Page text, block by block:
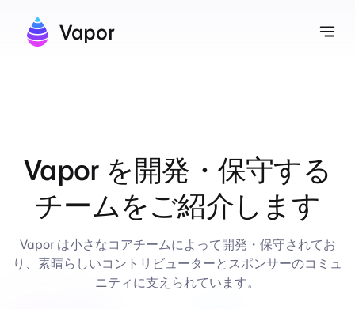
Vapor ナ
Vapor を開発・保守する
チームをご紹介します
Vapor は小さなコアチームによって開発・保守されてお
り、素晴らしいコントリビューターとスポンサーのコミュ
ニティに支えられています。